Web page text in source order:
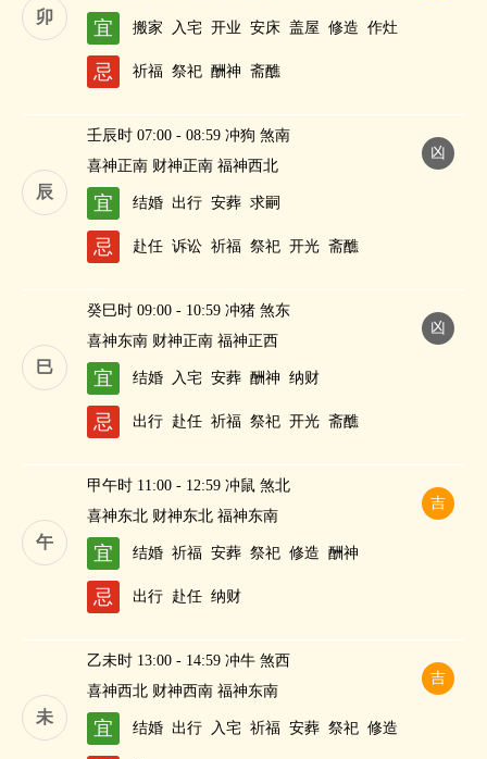
卯
宜 搬家 入宅 开业 安床 盖屋 修造 作灶
忌 祈福 祭祀 酬神 斋醮
辰
凶
壬辰时 07:00 - 08:59 冲狗 煞南
喜神正南 财神正南 福神西北
宜 结婚 出行 安葬 求嗣
忌 赴任 诉讼 祈福 祭祀 开光 斋醮
巳
凶
癸巳时 09:00 - 10:59 冲猪 煞东
喜神东南 财神正南 福神正西
宜 结婚 入宅 安葬 酬神 纳财
忌 出行 赴任 祈福 祭祀 开光 斋醮
午
吉
甲午时 11:00 - 12:59 冲鼠 煞北
喜神东北 财神东北 福神东南
宜 结婚 祈福 安葬 祭祀 修造 酬神
忌 出行 赴任 纳财
未
吉
乙未时 13:00 - 14:59 冲牛 煞西
喜神西北 财神西南 福神东南
宜 结婚 出行 入宅 祈福 安葬 祭祀 修造